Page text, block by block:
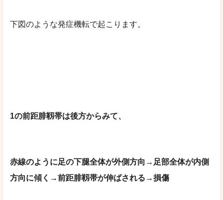
下図のような発症機転で起こります。
1の前距腓靱帯は後方からみて、
赤線のように足の下腿全体が外側方向→足部全体が内側
方向に傾く→前距腓靱帯が伸ばされる→損傷